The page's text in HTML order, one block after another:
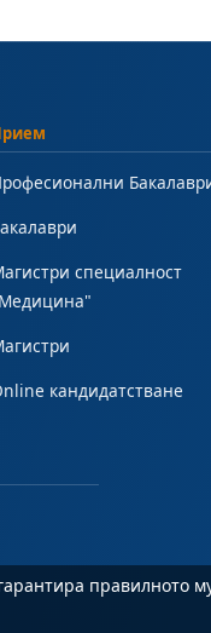
специалност
кандидатстване